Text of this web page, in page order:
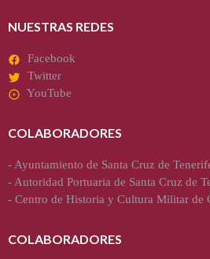
NUESTRAS REDES
Facebook
Twitter
YouTube
COLABORADORES
-Ayuntamiento de Santa Cruz de
-Autoridad Portuaria de Santa Cruz de
- Centro de Historia y Cultura Militar de
COLABORADORES